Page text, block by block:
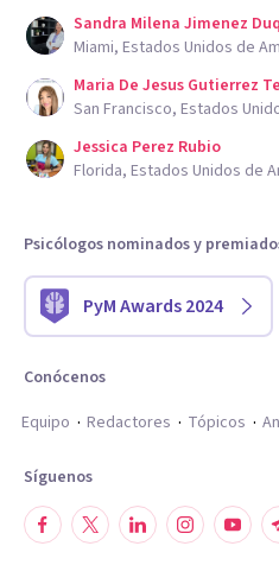
Sandra Milena Jimenez
Miami, Estados Unidos de
Maria De Jesus Gutierrez
San Francisco, Estados
Jessica Perez Rubio
Florida, Estados Unidos de
Psicólogos nominados y
PyM Awards 2024
Conócenos
Equipo
Redactores Tópicos
Síguenos